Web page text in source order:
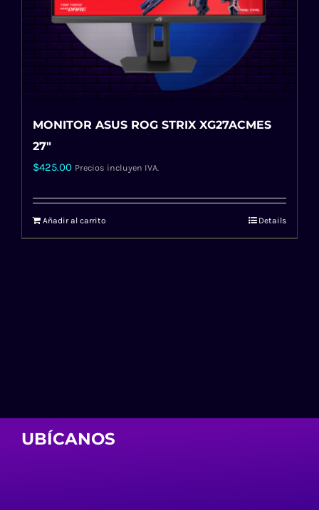
MONITOR ASUS ROG STRIX XG27ACMES
27″
$425.00 Precios incluyen IVA.
Añadir al carrito Details
UBÍCANOS